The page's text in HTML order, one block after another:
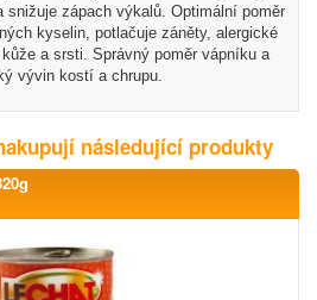
snižuje zápach výkalů. Optimální poměr
kyselin, potlačuje záněty, alergické
a srsti. Správný poměr vápníku a
vývin kostí a chrupu.
následující produkty